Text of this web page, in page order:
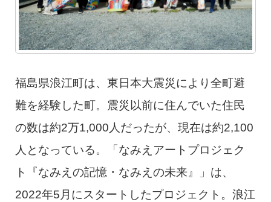
福島県浪江町は、東日本大震災により全町避
難を経験した町。震災以前に住んでいた住民
の数は約2万1,000人だったが、現在は約2,100
人となっている。「なみえアートプロジェク
ト『なみえの記憶・なみえの未来』」は、
2022年5月にスタートしたプロジェクト。浪江